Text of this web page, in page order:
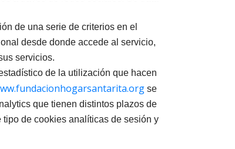
de una serie de criterios en el
desde donde accede al servicio,
servicios.
de la utilización que hacen
se
que tienen distintos plazos de
de cookies analíticas de sesión y